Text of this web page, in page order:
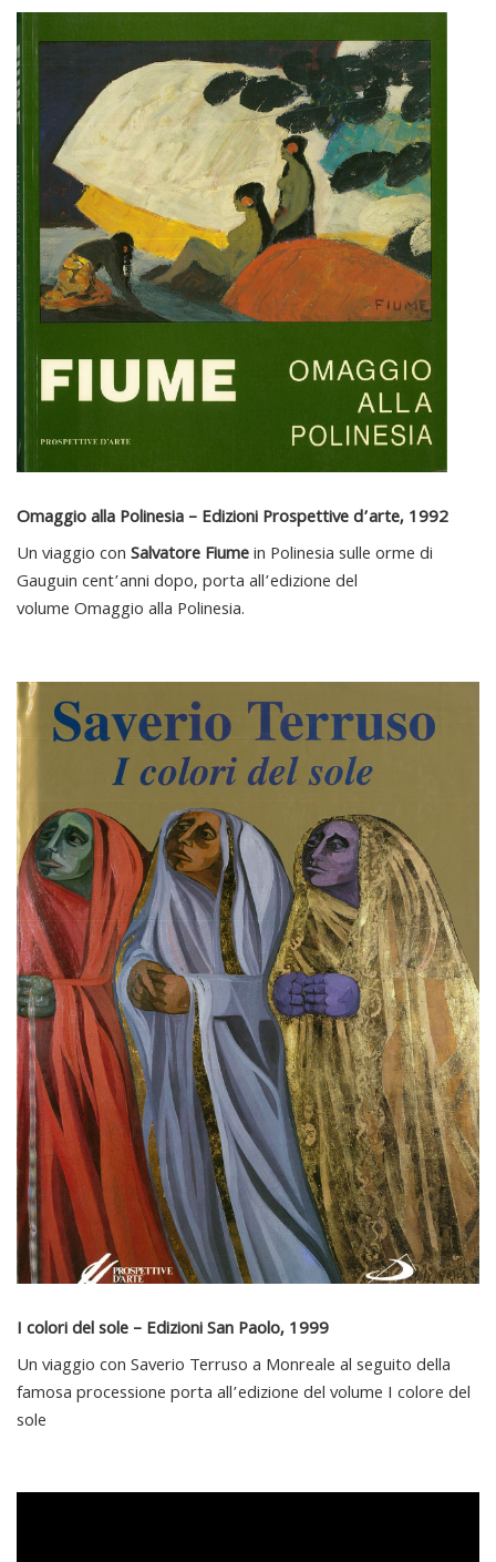
Omaggio alla Polinesia – Edizioni Prospettive d’arte, 1992
Un viaggio conSalvatore Fiumein Polinesia sulle orme di
Gauguin cent’anni dopo, porta all’edizione del
volume Omaggio alla Polinesia.
I colori del sole – Edizioni San Paolo, 1999
Un viaggio con Saverio Terruso a Monreale al seguito della
famosa processione porta all’edizione del volume I colore del
sole